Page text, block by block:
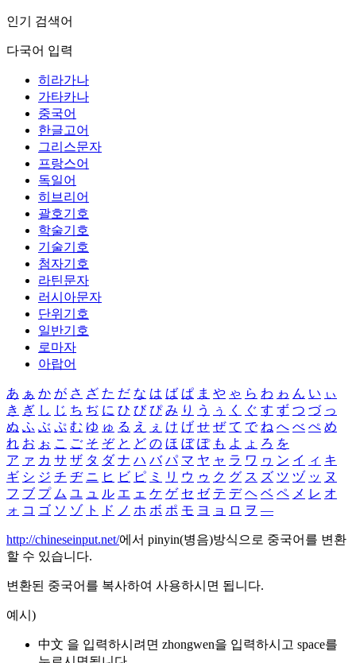
인기 검색어
다국어 입력
히라가나
가타카나
중국어
한글고어
그리스문자
프랑스어
독일어
히브리어
괄호기호
학술기호
기술기호
첨자기호
라틴문자
러시아문자
단위기호
일반기호
로마자
아랍어
あ ぁ か が さ ざ た だ な は ば ぱ ま や ゃ ら わ ゎ ん い ぃ
き ぎ し じ ち ぢ に ひ び ぴ み り う ぅ く ぐ す ず つ づ っ
ぬ ふ ぶ ぷ む ゆ ゅ る え ぇ け げ せ ぜ て で ね へ べ ぺ め
れ お ぉ こ ご そ ぞ と ど の ほ ぼ ぽ も よ ょ ろ を
ア ァ カ サ ザ タ ダ ナ ハ バ パ マ ヤ ャ ラ ワ ヮ ン イ ィ キ
ギ シ ジ チ ヂ ニ ヒ ビ ピ ミ リ ウ ゥ ク グ ス ズ ツ ヅ ッ ヌ
フ ブ プ ム ユ ュ ル エ ェ ケ ゲ セ ゼ テ デ ヘ ベ ペ メ レ オ
ォ コ ゴ ソ ゾ ト ド ノ ホ ボ ポ モ ヨ ョ ロ ヲ ―
http://chineseinput.net/에서 pinyin(병음)방식으로 중국어를 변환
할 수 있습니다.
변환된 중국어를 복사하여 사용하시면 됩니다.
예시)
中文 을 입력하시려면 zhongwen을 입력하시고 space를